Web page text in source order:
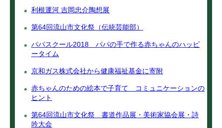
利根運河 吉岡忠介陶想展
第64回流山市文化祭（伝統芸能部）
パパスクール2018 パパの手で作る赤ちゃんのハッピ
ータイム
京和ガス株式会社から健康福祉基金に寄附
赤ちゃんのための絵本で子育て コミュニケーションの
ヒント
第64回流山市文化祭 書道作品展・美術家協会展・詩
吟大会